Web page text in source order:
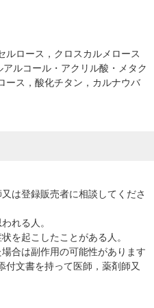
ルロース，クロスカルメロース
ルコール・アクリル酸・メタク
ース，酸化チタン，カルナウバ
は登録販売者に相談してくださ
れる人。
を起こしたことがある人。
合は副作用の可能性があります
付文書を持って医師，薬剤師又